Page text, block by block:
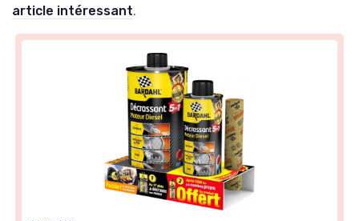
article intéressant.